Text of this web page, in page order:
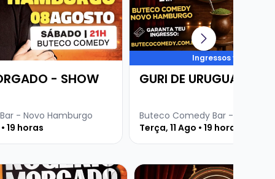
- SHOW
- Novo Hamburgo
19 horas
Ingressos voando
GURI DE URUGUAIANA
Buteco Comedy Bar - Novo
Terça, 11 Ago • 19 horas
MORGADO - SHOW SOLOVeja mais sobre GURI DE